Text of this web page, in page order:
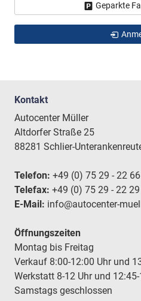
Geparkte
Kontakt
Autocenter Müller
Altdorfer Straße 25
88281 Schlier-
Telefon: +49 (0) 75 29 - 22 66
Telefax: +49 (0) 75 29 - 22 29
E-Mail: info@autocenter-
Öffnungszeiten
Montag bis Freitag
Verkauf 8:00-12:00 Uhr und
Werkstatt 8-12 Uhr und
Samstags geschlossen